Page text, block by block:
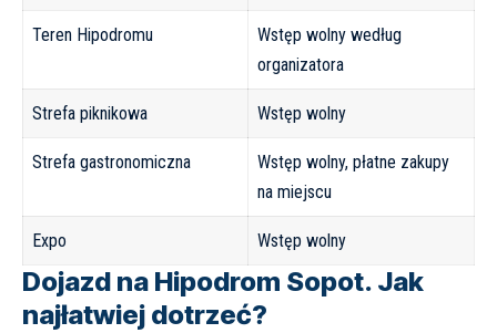
Teren Hipodromu
Wstęp wolny według
organizatora
Strefa piknikowa Wstęp wolny
Strefa gastronomiczna
Wstęp wolny, płatne zakupy
na miejscu
Expo Wstęp wolny
Dojazd na Hipodrom Sopot. Jak
najłatwiej dotrzeć?